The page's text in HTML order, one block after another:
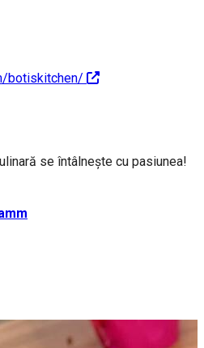
botiskitchen/
se întâlnește cu pasiunea!